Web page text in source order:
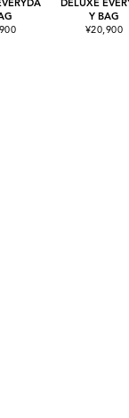
DELUXE
Y BAG
¥20,900